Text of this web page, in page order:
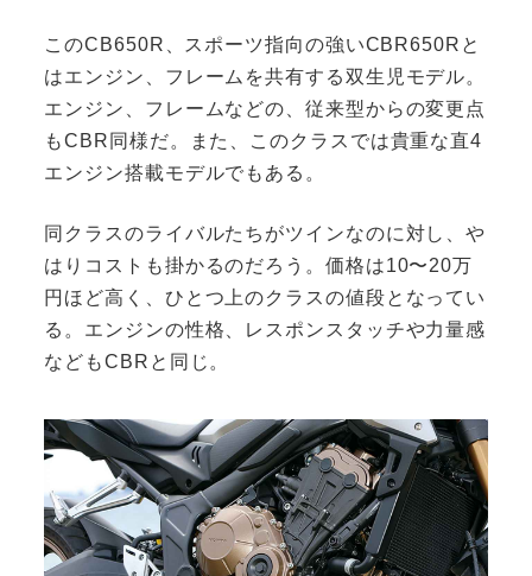
このCB650R、スポーツ指向の強いCBR650Rと
はエンジン、フレームを共有する双生児モデル。
エンジン、フレームなどの、従来型からの変更点
もCBR同様だ。また、このクラスでは貴重な直4
エンジン搭載モデルでもある。
同クラスのライバルたちがツインなのに対し、や
はりコストも掛かるのだろう。価格は10〜20万
円ほど高く、ひとつ上のクラスの値段となってい
る。エンジンの性格、レスポンスタッチや力量感
などもCBRと同じ。